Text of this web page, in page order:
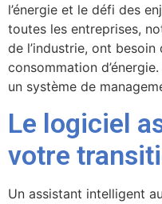
l’énergie et le défi des
toutes les entreprises,
de l’industrie, ont
consommation
un système de
Le logiciel
votre
Un assistant intelligent